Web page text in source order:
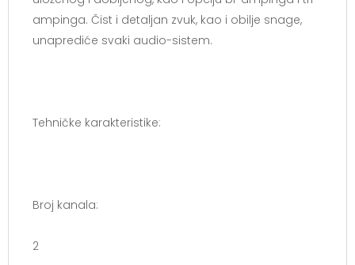
ampinga. Čist i detaljan zvuk, kao i obilje snage,
unaprediće svaki audio-sistem.
Tehničke karakteristike:
Broj kanala:
2